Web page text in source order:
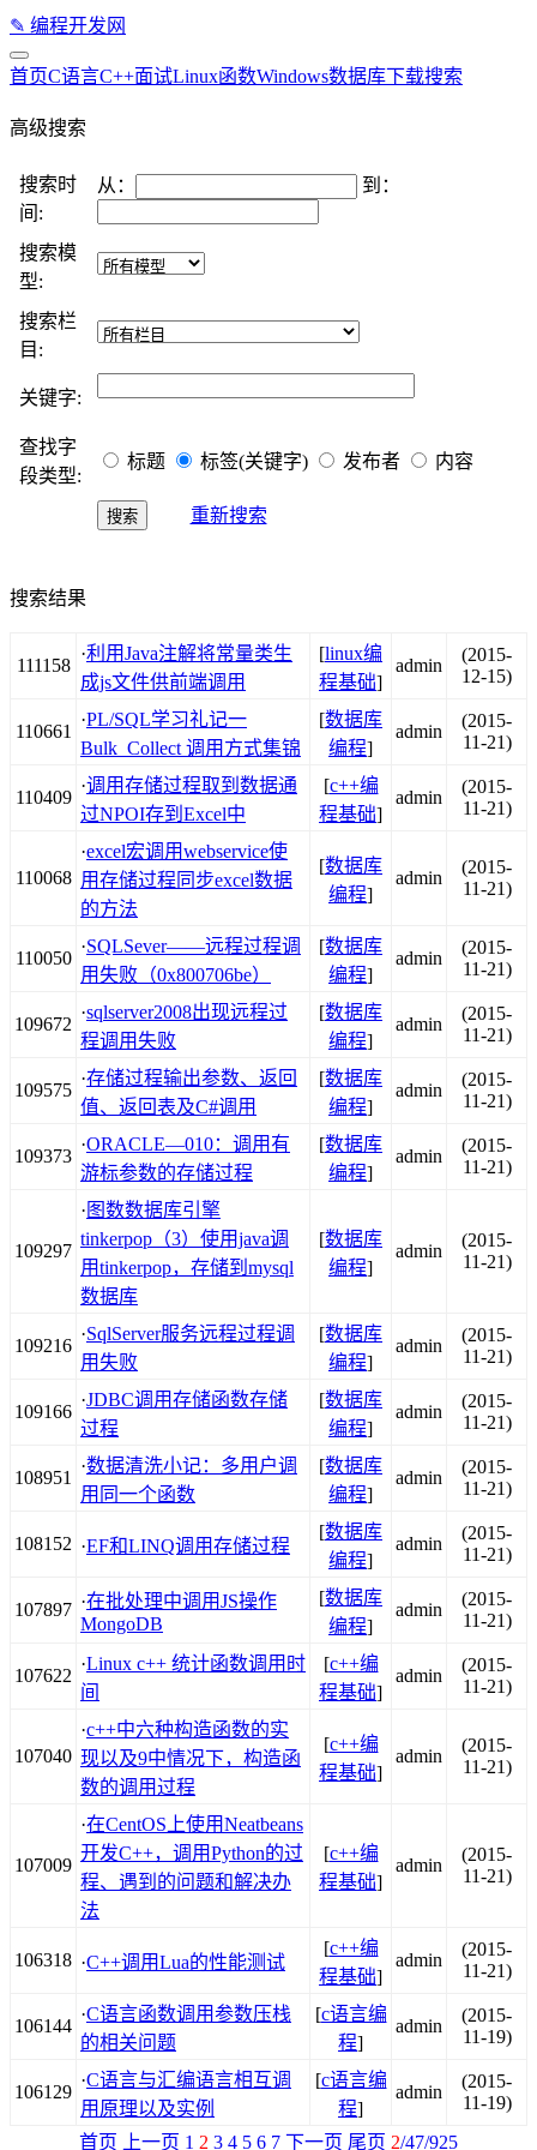
✎ 编程开发网
首页C语言C++面试Linux函数Windows数据库下载搜索
高级搜索
搜索时
间:
从： 到：
搜索模
型:
搜索栏
目:
关键字:
查找字
段类型:
标题 标签(关键字) 发布者 内容
重新搜索
搜索结果
111158
·利用Java注解将常量类生
成js文件供前端调用
[linux编
程基础]
admin
(2015-
12-15)
110661
·PL/SQL学习礼记一
Bulk_Collect 调用方式集锦
[数据库
编程]
admin
(2015-
11-21)
110409
·调用存储过程取到数据通
过NPOI存到Excel中
[c++编
程基础]
admin
(2015-
11-21)
110068
·excel宏调用webservice使
用存储过程同步excel数据
的方法
[数据库
编程]
admin
(2015-
11-21)
110050
·SQLSever――远程过程调
用失败（0x800706be）
[数据库
编程]
admin
(2015-
11-21)
109672
·sqlserver2008出现远程过
程调用失败
[数据库
编程]
admin
(2015-
11-21)
109575
·存储过程输出参数、返回
值、返回表及C#调用
[数据库
编程]
admin
(2015-
11-21)
109373
·ORACLE―010：调用有
游标参数的存储过程
[数据库
编程]
admin
(2015-
11-21)
109297
· 图数数据库引擎
tinkerpop（3）使用java调
用tinkerpop，存储到mysql
数据库
[数据库
编程]
admin
(2015-
11-21)
109216
·SqlServer服务远程过程调
用失败
[数据库
编程]
admin
(2015-
11-21)
109166
·JDBC调用存储函数存储
过程
[数据库
编程]
admin
(2015-
11-21)
108951
·数据清洗小记：多用户调
用同一个函数
[数据库
编程]
admin
(2015-
11-21)
108152 ·EF和LINQ调用存储过程
[数据库
编程]
admin
(2015-
11-21)
107897 ·在批处理中调用JS操作
MongoDB
[数据库
编程]
admin
(2015-
11-21)
107622
·Linux c++ 统计函数调用时
间
[c++编
程基础]
admin
(2015-
11-21)
107040
·c++中六种构造函数的实
现以及9中情况下，构造函
数的调用过程
[c++编
程基础]
admin
(2015-
11-21)
107009
·在CentOS上使用Neatbeans
开发C++，调用Python的过
程、遇到的问题和解决办
法
[c++编
程基础]
admin
(2015-
11-21)
106318 ·C++调用Lua的性能测试
[c++编
程基础]
admin
(2015-
11-21)
106144
·C语言函数调用参数压栈
的相关问题
[c语言编
程]
admin
(2015-
11-19)
106129
·C语言与汇编语言相互调
用原理以及实例
[c语言编
程]
admin
(2015-
11-19)
首页
上一页 1 2 3 4 5 6 7 下一页 尾页 2/47/925